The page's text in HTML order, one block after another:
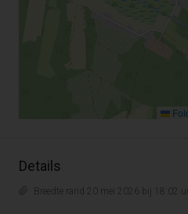
Details
Breedte rand 20 mei 2026 bij 18:02